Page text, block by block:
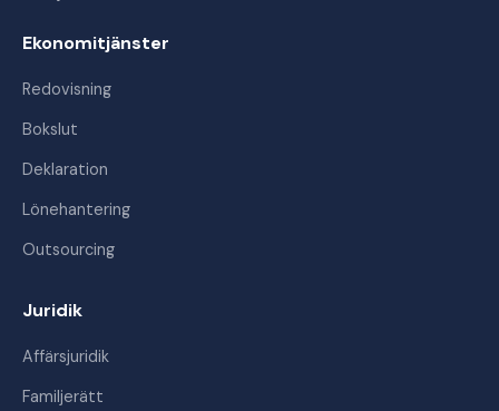
Ekonomitjänster
Redovisning
Bokslut
Deklaration
Lönehantering
Outsourcing
Juridik
Affärsjuridik
Familjerätt